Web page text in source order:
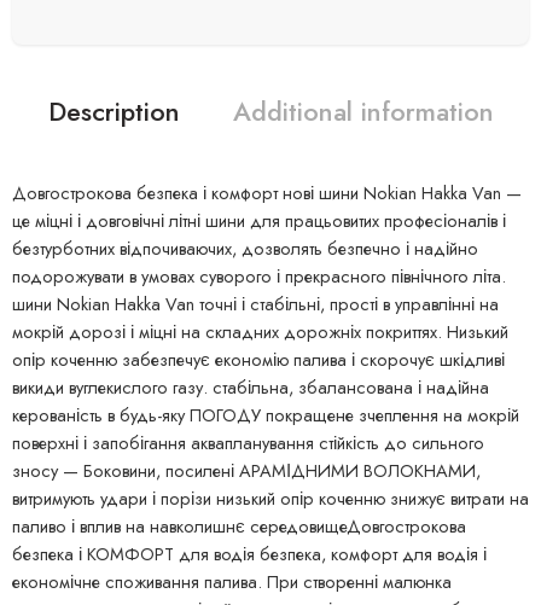
Description Additional information
Довгострокова безпека і комфорт нові шини Nokian Hakka Van —
це міцні і довговічні літні шини для працьовитих професіоналів і
безтурботних відпочиваючих, дозволять безпечно і надійно
подорожувати в умовах суворого і прекрасного північного літа.
шини Nokian Hakka Van точні і стабільні, прості в управлінні на
мокрій дорозі і міцні на складних дорожніх покриттях. Низький
опір коченню забезпечує економію палива і скорочує шкідливі
викиди вуглекислого газу. стабільна, збалансована і надійна
керованість в будь-яку ПОГОДУ покращене зчеплення на мокрій
поверхні і запобігання аквапланування стійкість до сильного
зносу — Боковини, посилені АРАМІДНИМИ ВОЛОКНАМИ,
витримують удари і порізи низький опір коченню знижує витрати на
паливо і вплив на навколишнє середовищеДовгострокова
безпека і КОМФОРТ для водія безпека, комфорт для водія і
економічне споживання палива. При створенні малюнка